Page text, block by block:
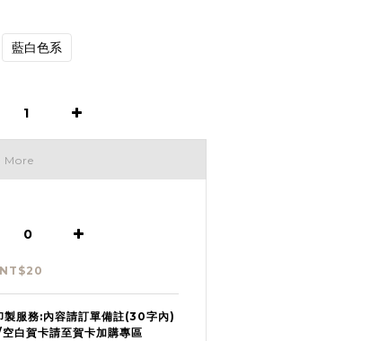
藍白色系
More
製服務:內容請訂單備註(30字內)
空白賀卡請至賀卡加購專區